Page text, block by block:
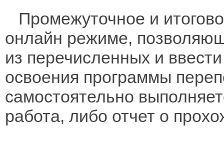
Промежуточное и
онлайн режиме,
из перечисленных и
освоения программы
самостоятельно
работа, либо отчет о